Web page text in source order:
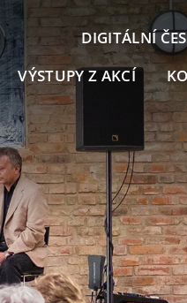
VÝSTUPY Z AKCÍ
DIGITÁLNÍ